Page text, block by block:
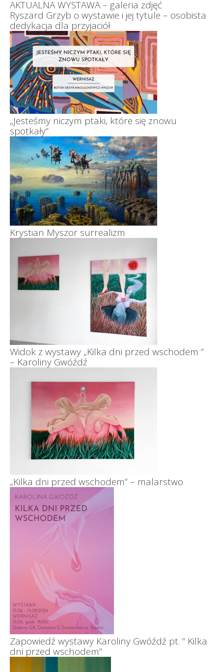
AKTUALNA WYSTAWA – galeria zdjęć
Ryszard Grzyb o wystawie i jej tytule – osobista
dedykacja dla przyjaciół
„Jesteśmy niczym ptaki, które się znowu
spotkały”
Krystian Myszor surrealizm
Widok z wystawy „Kilka dni przed wschodem ”
– Karoliny Gwóźdź
„Kilka dni przed wschodem” – malarstwo
Zapowiedź wystawy Karoliny Gwóźdź pt. ” Kilka
dni przed wschodem”